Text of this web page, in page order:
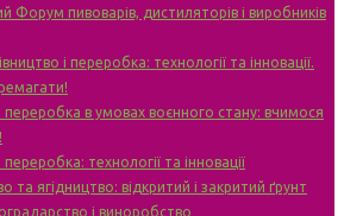
Форум пивоварів, дистиляторів і виробників
і переробка: технології та інновації.
переробка в умовах воєнного стану: вчимося
переробка: технології та інновації
та ягідництво: відкритий і закритий ґрунт
і виноробство